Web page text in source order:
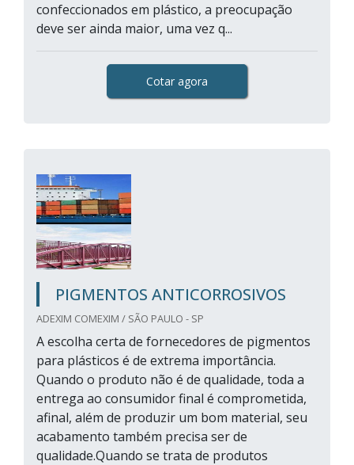
confeccionados em plástico, a preocupação
deve ser ainda maior, uma vez q...
Cotar agora
PIGMENTOS ANTICORROSIVOS
ADEXIM COMEXIM / SÃO PAULO - SP
A escolha certa de fornecedores de pigmentos
para plásticos é de extrema importância.
Quando o produto não é de qualidade, toda a
entrega ao consumidor final é comprometida,
afinal, além de produzir um bom material, seu
acabamento também precisa ser de
qualidade.Quando se trata de produtos